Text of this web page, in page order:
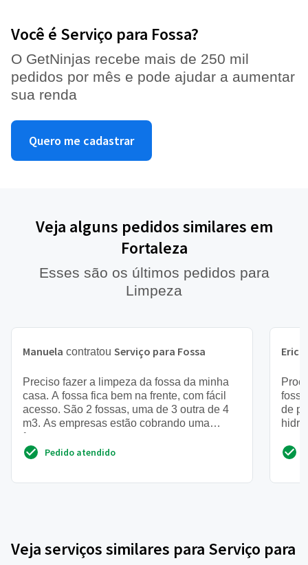
Você é Serviço para Fossa?
O GetNinjas recebe mais de 250 mil
pedidos por mês e pode ajudar a aumentar
sua renda
Quero me cadastrar
Veja alguns pedidos similares em
Fortaleza
Esses são os últimos pedidos para
Limpeza
Manuela contratou Serviço para Fossa
Preciso fazer a limpeza da fossa da minha
casa. A fossa fica bem na frente, com fácil
acesso. São 2 fossas, uma de 3 outra de 4
m3. As empresas estão cobrando uma
fortuna, quero pagar um ...
Pedido atendido
Erick
de
Veja serviços similares para Serviço para